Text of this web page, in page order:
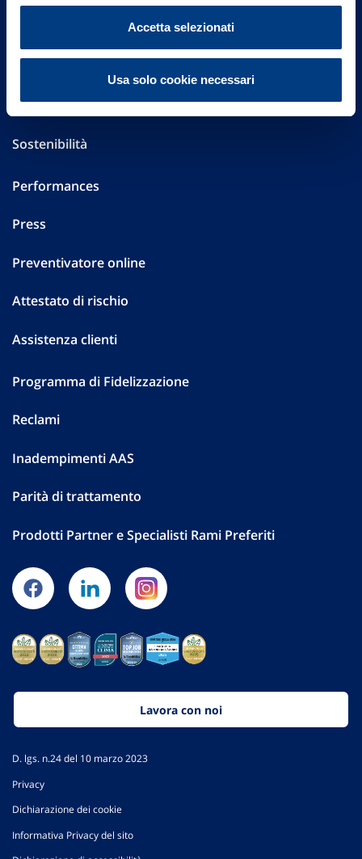
Accetta selezionati
Usa solo cookie necessari
Altre informazioni
Sostenibilità
Performances
Press
Preventivatore online
Attestato di rischio
Assistenza clienti
Programma di Fidelizzazione
Reclami
Inadempimenti AAS
Parità di trattamento
Prodotti Partner e Specialisti Rami Preferiti
Lavora con noi
D. lgs. n.24 del 10 marzo 2023
Privacy
Dichiarazione dei cookie
Informativa Privacy del sito